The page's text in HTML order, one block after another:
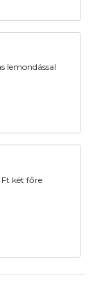
lemondással
Ft két főre